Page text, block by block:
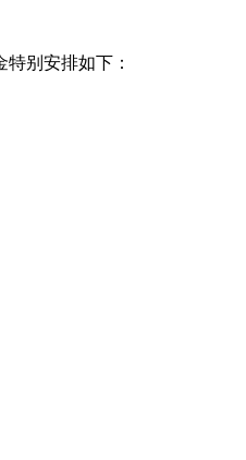
别安排如下：